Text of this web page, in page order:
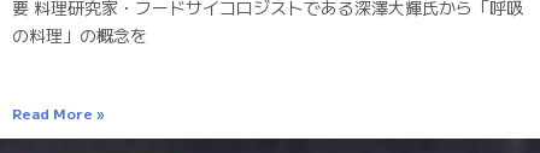
要 料理研究家・フードサイコロジストである深澤大輝氏から「呼吸
の料理」の概念を
Read More »